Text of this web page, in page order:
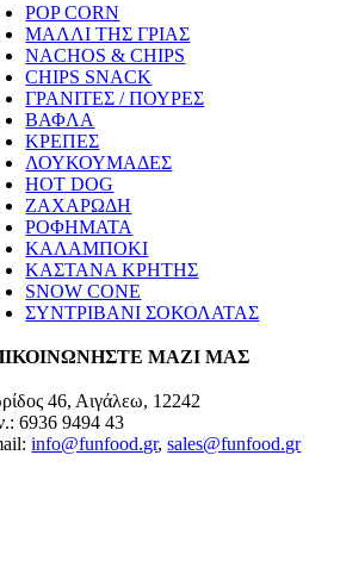
POP CORN
ΜΑΛΛΙ ΤΗΣ ΓΡΙΑΣ
NACHOS & CHIPS
CHIPS SNACK
ΓΡΑΝΙΤΕΣ / ΠΟΥΡΕΣ
ΒΑΦΛΑ
ΚΡΕΠΕΣ
ΛΟΥΚΟΥΜΑΔΕΣ
HOT DOG
ΖΑΧΑΡΩΔΗ
ΡΟΦΗΜΑΤΑ
ΚΑΛΑΜΠΟΚΙ
ΚΑΣΤΑΝΑ ΚΡΗΤΗΣ
SNOW CONE
ΣΥΝΤΡΙΒΑΝΙ ΣΟΚΟΛΑΤΑΣ
ΜΑΖΙ ΜΑΣ
46, Αιγάλεω, 12242
6936 9494 43
info@funfood.gr,sales@funfood.gr